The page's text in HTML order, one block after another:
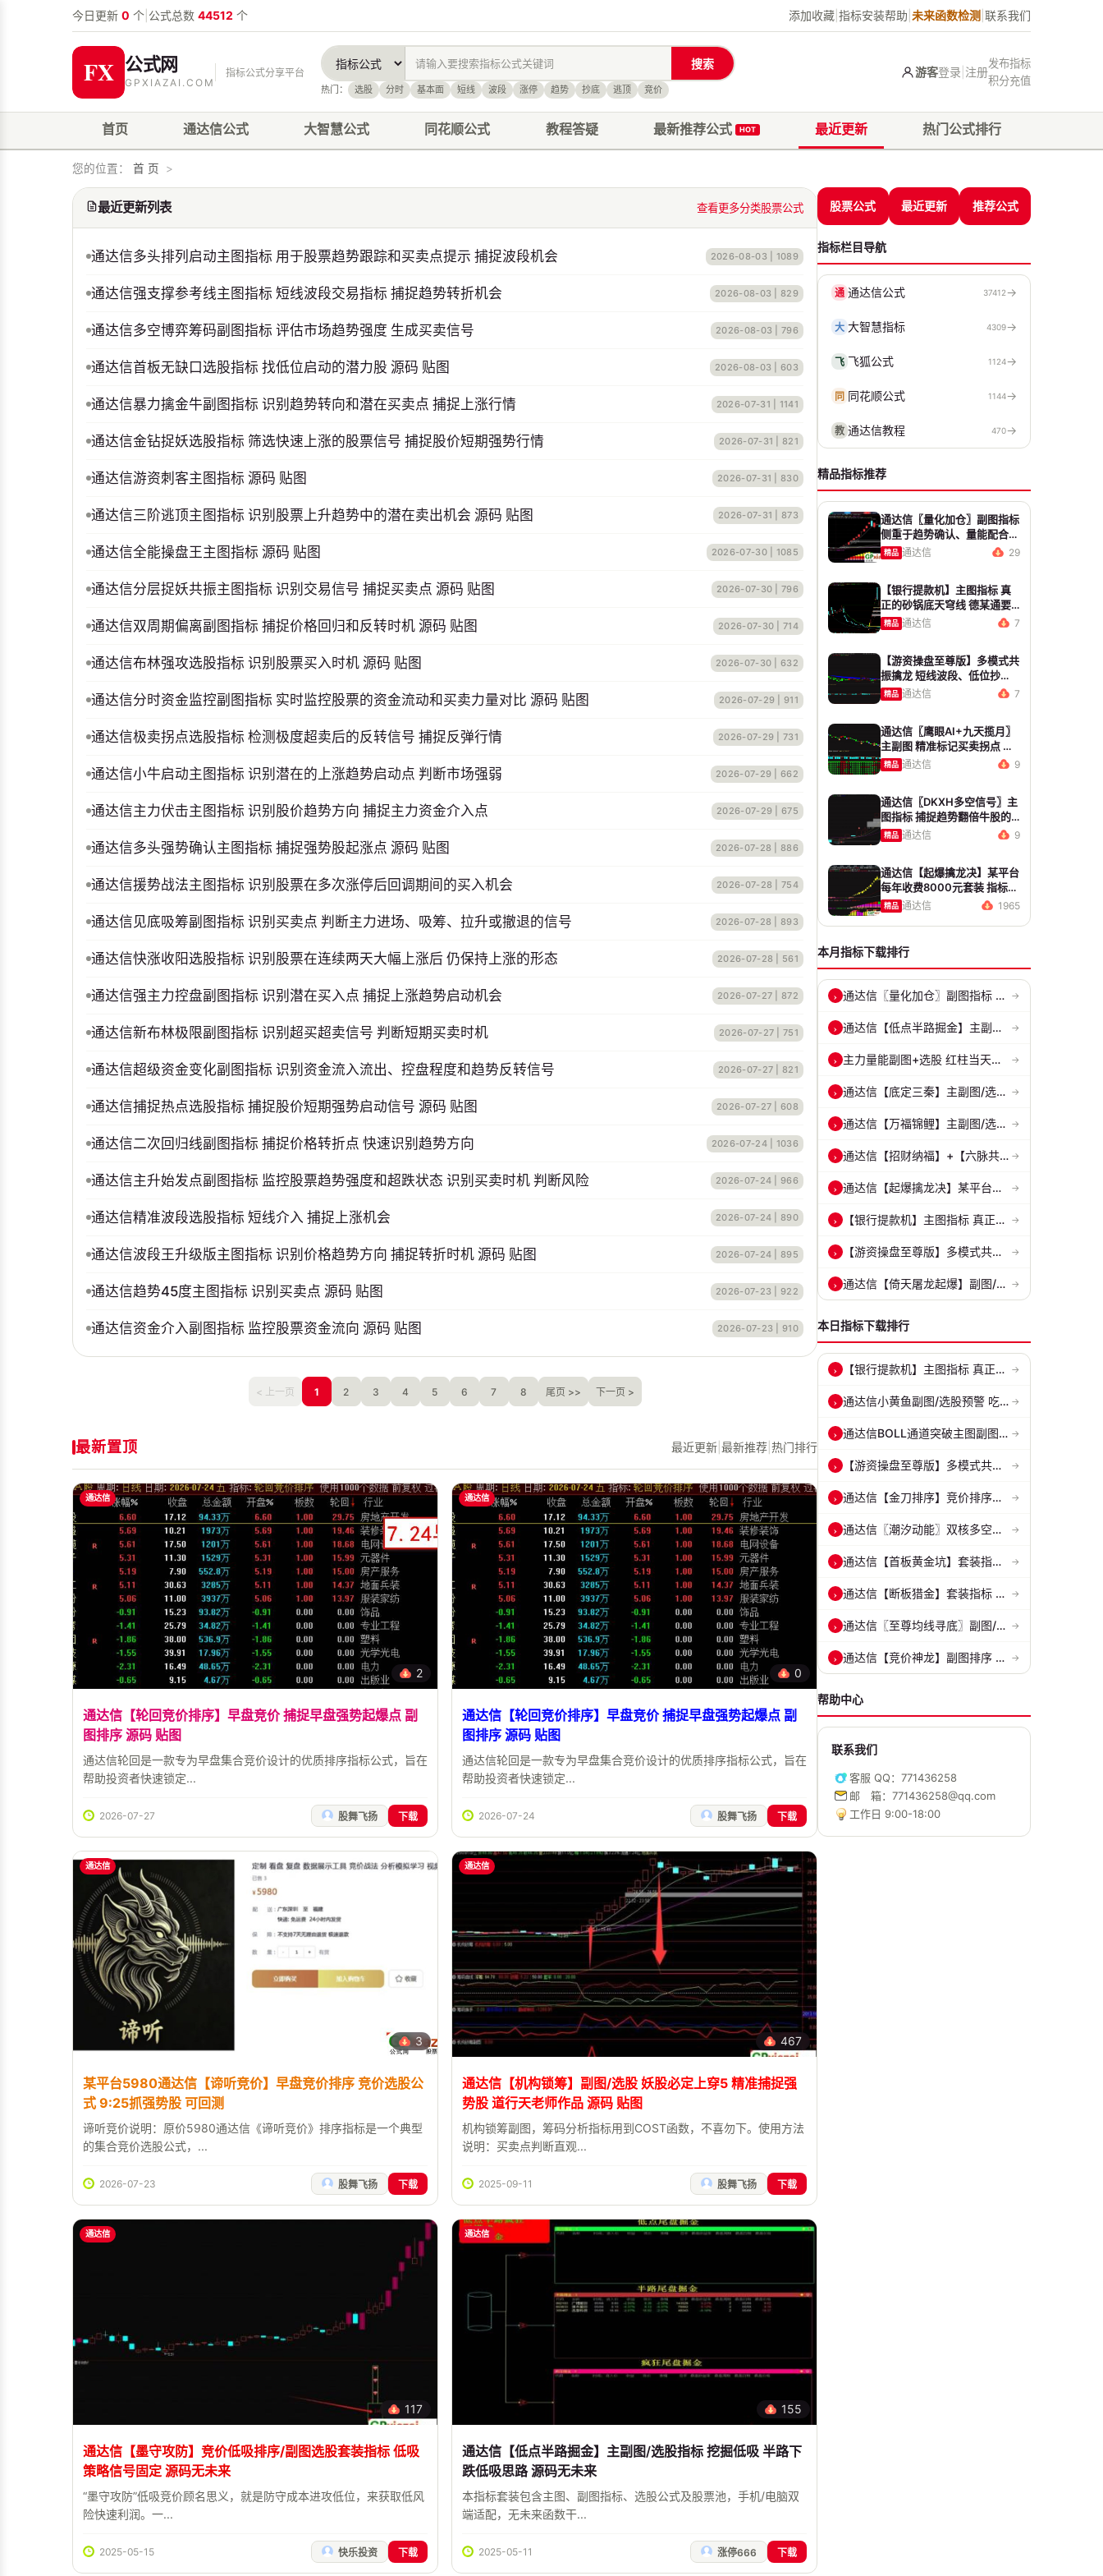
今日更新 0 个 公式总数 44512 个 添加收藏 指标安装帮助 未来函数检测 联系我们
公式网
GPXIAZAI.COM
指标公式分享平台
搜索
热门： 选股 分时 基本面 短线 波段 涨停 趋势 抄底 逃顶 竞价
游客登录 注册
发布指标
积分充值
首页 通达信公式 大智慧公式 同花顺公式 教程答疑 最新推荐公式 HOT 最近更新 热门公式排行
您的位置： 首 页 >
最近更新列表 查看更多分类股票公式
通达信多头排列启动主图指标 用于股票趋势跟踪和买卖点提示 捕捉波段机会 2026-08-03 | 1089
通达信强支撑参考线主图指标 短线波段交易指标 捕捉趋势转折机会 2026-08-03 | 829
通达信多空博弈筹码副图指标 评估市场趋势强度 生成买卖信号 2026-08-03 | 796
通达信首板无缺口选股指标 找低位启动的潜力股 源码 贴图 2026-08-03 | 603
通达信暴力擒金牛副图指标 识别趋势转向和潜在买卖点 捕捉上涨行情 2026-07-31 | 1141
通达信金钻捉妖选股指标 筛选快速上涨的股票信号 捕捉股价短期强势行情 2026-07-31 | 821
通达信游资刺客主图指标 源码 贴图 2026-07-31 | 830
通达信三阶逃顶主图指标 识别股票上升趋势中的潜在卖出机会 源码 贴图 2026-07-31 | 873
通达信全能操盘王主图指标 源码 贴图 2026-07-30| 1085
通达信分层捉妖共振主图指标 识别交易信号 捕捉买卖点 源码 贴图 2026-07-30 | 796
通达信双周期偏离副图指标 捕捉价格回归和反转时机 源码 贴图 2026-07-30 | 714
通达信布林强攻选股指标 识别股票买入时机 源码 贴图 2026-07-30 | 632
通达信分时资金监控副图指标 实时监控股票的资金流动和买卖力量对比 源码 贴图 2026-07-29 | 911
通达信极卖拐点选股指标 检测极度超卖后的反转信号 捕捉反弹行情 2026-07-29 | 731
通达信小牛启动主图指标 识别潜在的上涨趋势启动点 判断市场强弱 2026-07-29 | 662
通达信主力伏击主图指标 识别股价趋势方向 捕捉主力资金介入点 2026-07-29 | 675
通达信多头强势确认主图指标 捕捉强势股起涨点 源码 贴图 2026-07-28 | 886
通达信援势战法主图指标 识别股票在多次涨停后回调期间的买入机会 2026-07-28 | 754
通达信见底吸筹副图指标 识别买卖点 判断主力进场、吸筹、拉升或撤退的信号 2026-07-28 | 893
通达信快涨收阳选股指标 识别股票在连续两天大幅上涨后 仍保持上涨的形态 2026-07-28 | 561
通达信强主力控盘副图指标 识别潜在买入点 捕捉上涨趋势启动机会 2026-07-27 | 872
通达信新布林极限副图指标 识别超买超卖信号 判断短期买卖时机 2026-07-27 | 751
通达信超级资金变化副图指标 识别资金流入流出、控盘程度和趋势反转信号 2026-07-27 | 821
通达信捕捉热点选股指标 捕捉股价短期强势启动信号 源码 贴图 2026-07-27 | 608
通达信二次回归线副图指标 捕捉价格转折点 快速识别趋势方向 2026-07-24| 1036
通达信主升始发点副图指标 监控股票趋势强度和超跌状态 识别买卖时机 判断风险 2026-07-24 | 966
通达信精准波段选股指标 短线介入 捕捉上涨机会 2026-07-24 | 890
通达信波段王升级版主图指标 识别价格趋势方向 捕捉转折时机 源码 贴图 2026-07-24 | 895
通达信趋势45度主图指标 识别买卖点 源码 贴图 2026-07-23 | 922
通达信资金介入副图指标 监控股票资金流向 源码 贴图 2026-07-23 | 910
< 上一页 1 2 3 4 5 6 7 8 尾页 >> 下一页 >
最新置顶 最近更新 最新推荐 热门排行
通达信
2
通达信【轮回竞价排序】早盘竞价 捕捉早盘强势起爆点 副
图排序 源码 贴图
通达信轮回是一款专为早盘集合竞价设计的优质排序指标公式，旨在
帮助投资者快速锁定...
2026-07-27 股舞飞扬 下载
通达信
0
通达信【轮回竞价排序】早盘竞价 捕捉早盘强势起爆点 副
图排序 源码 贴图
通达信轮回是一款专为早盘集合竞价设计的优质排序指标公式，旨在
帮助投资者快速锁定...
2026-07-24 股舞飞扬 下载
通达信
3
某平台5980通达信【谛听竞价】早盘竞价排序 竞价选股公
式 9:25抓强势股 可回测
谛听竞价说明：原价5980通达信《谛听竞价》排序指标是一个典型
的集合竞价选股公式，...
2026-07-23 股舞飞扬 下载
通达信
467
通达信【机构锁筹】副图/选股 妖股必定上穿5 精准捕捉强
势股 道行天老师作品 源码 贴图
机构锁筹副图，筹码分析指标用到COST函数，不喜勿下。使用方法
说明：买卖点判断直观...
2025-09-11 股舞飞扬 下载
通达信
117
通达信【墨守攻防】竞价低吸排序/副图选股套装指标 低吸
策略信号固定 源码无未来
“墨守攻防”低吸竞价顾名思义，就是防守成本进攻低位，来获取低风
险快速利润。一...
2025-05-15 快乐投资 下载
通达信
155
通达信【低点半路掘金】主副图/选股指标 挖掘低吸 半路下
跌低吸思路 源码无未来
本指标套装包含主图、副图指标、选股公式及股票池，手机/电脑双
端适配，无未来函数干...
2025-05-11 涨停666 下载
股票公式 最近更新 推荐公式
指标栏目导航
通 通达信公式 37412→
大 大智慧指标 4309→
飞 飞狐公式 1124→
同 同花顺公式 1144→
教 通达信教程 470→
精品指标推荐
通达信〖量化加仓〗副图指标
侧重于趋势确认、量能配合与
高低位反转信号 源码 贴图
精品 通达信 29
【银行提款机】主图指标 真
正的砂锅底天穹线 德某通要
价10万的主图核心算法雷同
版
精品 通达信 7
【游资操盘至尊版】多模式共
振擒龙 短线波段、低位抄
底、游资启动行情量身打造
精品 通达信 7
通达信〖鹰眼AI+九天揽月〗
主副图 精准标记买卖拐点 九
维因子共振过滤杂波
精品 通达信 9
通达信〖DKXH多空信号〗主
图指标 捕捉趋势翻倍牛股的
最佳股票指标公式之一
精品 通达信 9
通达信【起爆擒龙决】某平台
每年收费8000元套装 指标源
码 无未来
精品 通达信 1965
本月指标下载排行
› 通达信〖量化加仓〗副图指标 侧重于趋势确认、量能配合与高低位反转信号... →
› 通达信【低点半路掘金】主副图/选股指标 挖掘低吸 半路下跌低吸思路 源... →
› 主力量能副图+选股 红柱当天主动买入量 绿柱主动卖出量 →
› 通达信【底定三秦】主副图/选股 连板龙头低吸精准量化 出票少而精 五年... →
› 通达信【万福锦鲤】主副图/选股 一进二主升和锦鲤回调两种模式 源码 →
› 通达信【招财纳福】+【六脉共振】主副图/选股 自用经历实战的指标 抓强... →
› 通达信【起爆擒龙决】某平台每年收费8000元套装 指标源码 无未来 →
› 【银行提款机】主图指标 真正的砂锅底天穹线 德某通要价10万的主图核心... →
› 【游资操盘至尊版】多模式共振擒龙 短线波段、低位抄底、游资启动行情量... →
› 通达信【倚天屠龙起爆】副图/选股 堪称金钻指标 平均每3日出一票 源码 ... →
本日指标下载排行
› 【银行提款机】主图指标 真正的砂锅底天穹线 德某通要价10万的主图核心... →
› 通达信小黄鱼副图/选股预警 吃肉密码 捕捉最强拉升段 源码 贴图 →
› 通达信BOLL通道突破主图副图和选股指标 BOLL通达突破追踪主力动向 源码... →
› 【游资操盘至尊版】多模式共振擒龙 短线波段、低位抄底、游资启动行情量... →
› 通达信【金刀排序】竞价排序选股指标 精准捕捉强势首板 源码 贴图 →
› 通达信〖潮汐动能〗双核多空副图 评估上涨动能 量化判断多空力量的强弱... →
› 通达信【首板黄金坑】套装指标 捉妖必备神器 精准捕捉强势股的起爆点 源... →
› 通达信【断板猎金】套装指标 一眼看清趋势 对涨停板以后趋势进行研判 源... →
› 通达信〖至尊均线寻底〗副图/选股 恒尚节能模式量化 捕捉短线抄底标的 →
› 通达信【竞价神龙】副图排序 不同的竞价条件组合共振 不支持回测 源码 ... →
帮助中心
联系我们
客服 QQ：771436258
邮 箱：771436258@qq.com
工作日 9:00-18:00